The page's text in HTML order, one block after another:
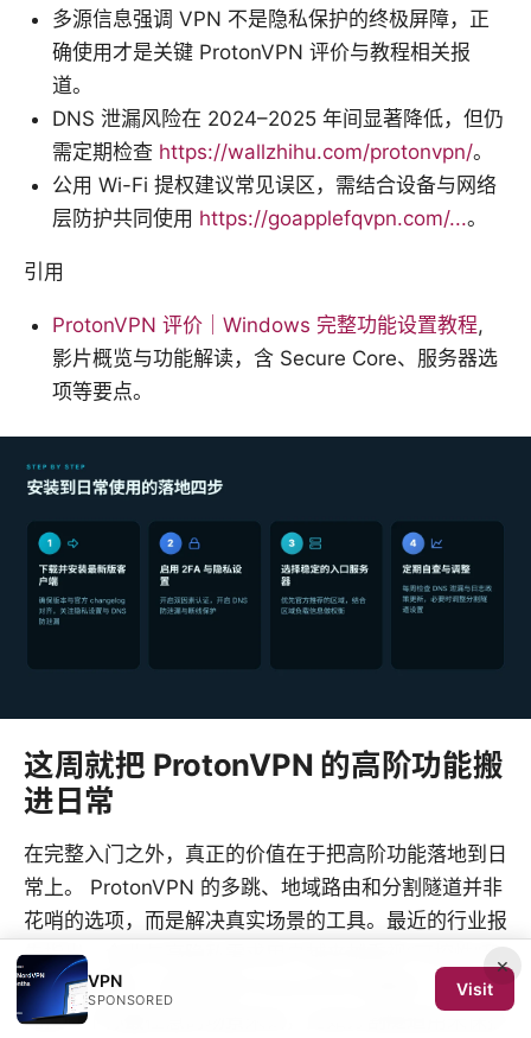
多源信息强调 VPN 不是隐私保护的终极屏障，正
确使用才是关键 ProtonVPN 评价与教程相关报
道。
DNS 泄漏风险在 2024–2025 年间显著降低，但仍
需定期检查 https://wallzhihu.com/protonvpn/。
公用 Wi-Fi 提权建议常见误区，需结合设备与网络
层防护共同使用 https://goapplefqvpn.com/...。
引用
ProtonVPN 评价｜Windows 完整功能设置教程,
影片概览与功能解读，含 Secure Core、服务器选
项等要点。
这周就把 ProtonVPN 的高阶功能搬
进日常
在完整入门之外，真正的价值在于把高阶功能落地到日
常上。 ProtonVPN 的多跳、地域路由和分割隧道并非
花哨的选项，而是解决真实场景的工具。最近的行业报
告指出，企业与高隐私需求用户越来越重视“可控性”和
“最小暴露面”，这恰好是 ProtonVPN 的强项。你可以
先挑一个你最在意的场景来试，比如分割隧道用来保护
×
VPN
SPONSORED
Visit